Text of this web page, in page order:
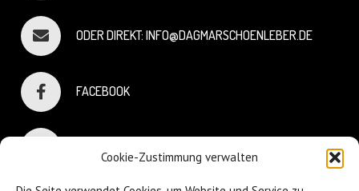
Cookie-Zustimmung verwalten
ODER DIREKT: INFO@DAGMARSCHOENLEBER.DE
FACEBOOK